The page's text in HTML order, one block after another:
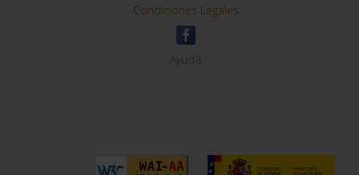
Condiciones Legales
Ayuda